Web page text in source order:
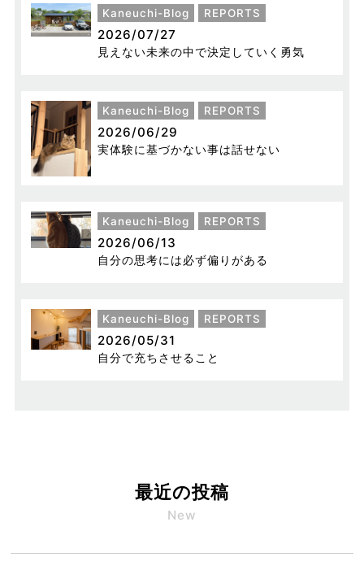
Kaneuchi-Blog REPORTS
2026/07/27
見えない未来の中で決定していく勇気
Kaneuchi-Blog REPORTS
2026/06/29
実体験に基づかない事は話せない
Kaneuchi-Blog REPORTS
2026/06/13
自分の思考には必ず偏りがある
Kaneuchi-Blog REPORTS
2026/05/31
自分で充ちさせること
最近の投稿
New